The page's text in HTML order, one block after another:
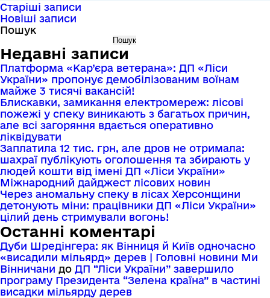
Навігація
за
записами
Старіші записи
Новіші записи
Пошук
Пошук
Недавні записи
Платформа «Кар’єра ветерана»: ДП «Ліси
України» пропонує демобілізованим воїнам
майже 3 тисячі вакансій!
Блискавки, замикання електромереж: лісові
пожежі у спеку виникають з багатьох причин,
але всі загоряння вдається оперативно
ліквідувати
Заплатила 12 тис. грн, але дров не отримала:
шахраї публікують оголошення та збирають у
людей кошти від імені ДП «Ліси України»
Міжнародний дайджест лісових новин
Через аномальну спеку в лісах Херсонщини
детонують міни: працівники ДП «Ліси України»
цілий день стримували вогонь!
Останні коментарі
Дуби Шредінгера: як Вінниця й Київ одночасно
«висадили мільярд» дерев | Головні новини Ми
Вінничани до ДП “Ліси України” завершило
програму Президента “Зелена країна” в частині
висадки мільярду дерев